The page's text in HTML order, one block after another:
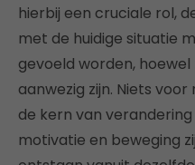
hierbij een cruciale rol,
met de huidige situatie
gevoeld worden,
aanwezig zijn. Niets
de kern van
motivatie en beweging